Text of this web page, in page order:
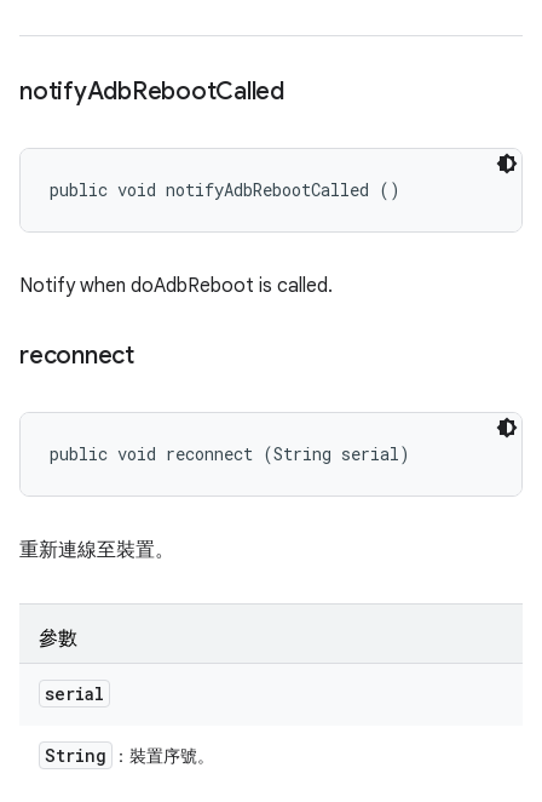
notifyAdbRebootCalled
public void notifyAdbRebootCalled ()
Notify when doAdbReboot is called.
reconnect
public void reconnect (String serial)
重新連線至裝置。
參數
serial
String ：裝置序號。